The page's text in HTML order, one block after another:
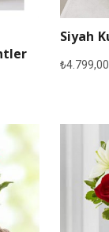
Siyah
₺4.799,00